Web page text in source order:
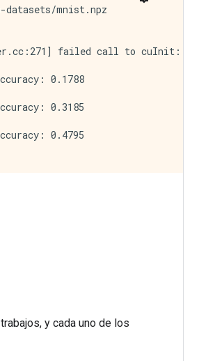
mnist.npz
failed call to cuInit:
0.1788
0.3185
0.4795
y cada uno de los